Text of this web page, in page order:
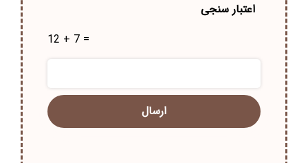
اعتبار سنجی
12 + 7 =